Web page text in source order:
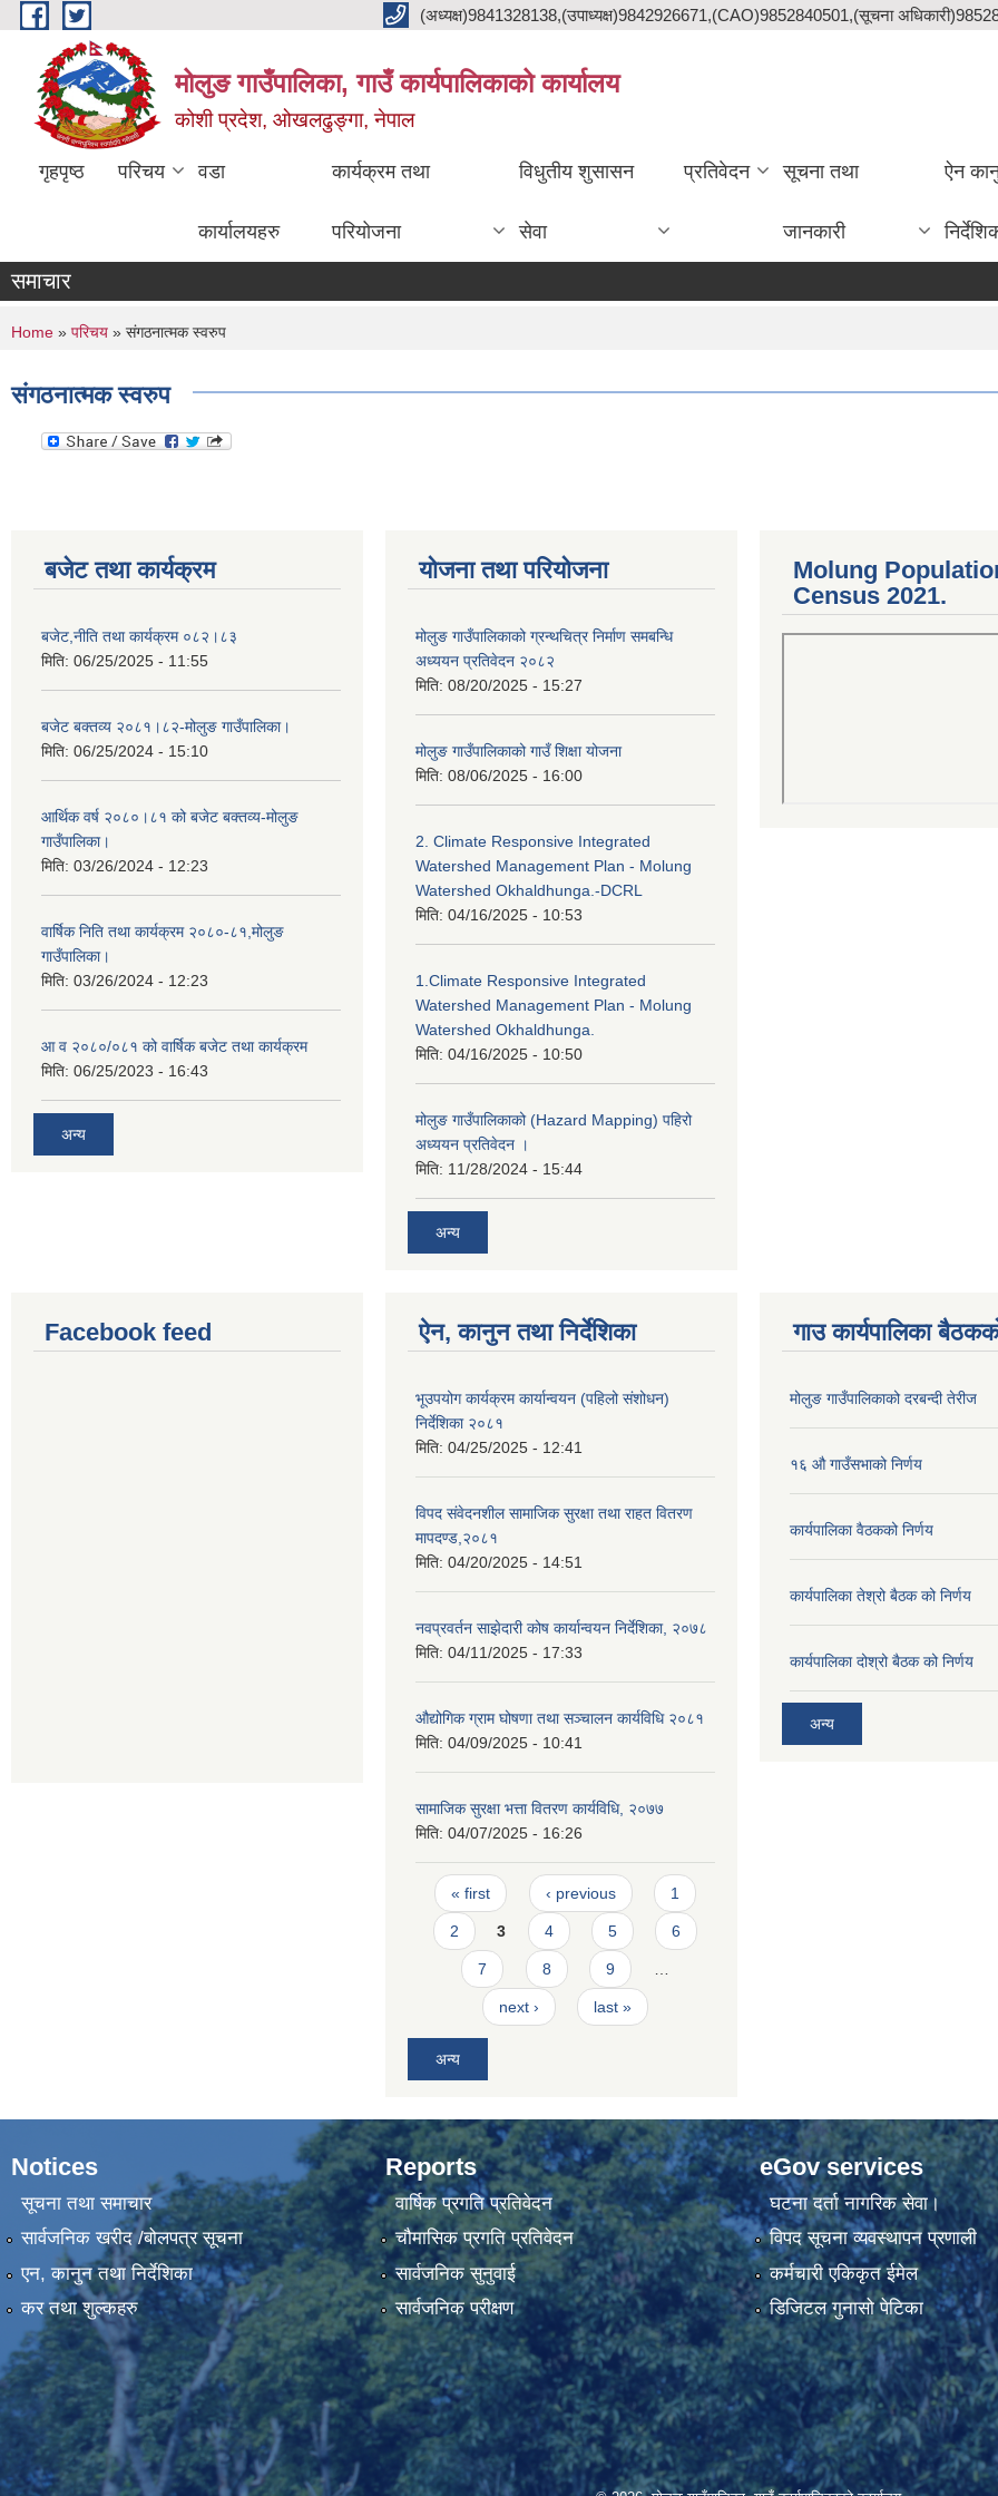
Skip to main content (अध्यक्ष)9841328138,(उपाध्यक्ष)9842926671,(CAO)9852840501,(सूचना
मोलुङ गाउँपालिका, गाउँ कार्यपालिकाको कार्यालय
कोशी प्रदेश, ओखलढुङ्गा, नेपाल
गृहपृष्ठ परिचय वडा
कार्यालयहरु
कार्यक्रम तथा
परियोजना
विधुतीय शुसासन
सेवा
प्रतिवेदन सूचना तथा
जानकारी
ऐन
समाचार
You are here
Home » परिचय » संगठनात्मक स्वरुप
संगठनात्मक स्वरुप
बजेट तथा कार्यक्रम
बजेट,नीति तथा कार्यक्रम ०८२।८३
मिति: 06/25/2025 - 11:55
बजेट बक्तव्य २०८१।८२-मोलुङ गाउँपालिका।
मिति: 06/25/2024 - 15:10
आर्थिक वर्ष २०८०।८१ को बजेट बक्तव्य-मोलुङ
गाउँपालिका।
मिति: 03/26/2024 - 12:23
वार्षिक निति तथा कार्यक्रम २०८०-८१,मोलुङ
गाउँपालिका।
मिति: 03/26/2024 - 12:23
आ व २०८०/०८१ को वार्षिक बजेट तथा कार्यक्रम
मिति: 06/25/2023 - 16:43
अन्य
योजना तथा परियोजना
मोलुङ गाउँपालिकाको ग्रन्थचित्र निर्माण समबन्धि
अध्ययन प्रतिवेदन २०८२
मिति: 08/20/2025 - 15:27
मोलुङ गाउँपालिकाको गाउँ शिक्षा योजना
मिति: 08/06/2025 - 16:00
2. Climate Responsive Integrated
Watershed Management Plan - Molung
Watershed Okhaldhunga.-DCRL
मिति: 04/16/2025 - 10:53
1.Climate Responsive Integrated
Watershed Management Plan - Molung
Watershed Okhaldhunga.
मिति: 04/16/2025 - 10:50
मोलुङ गाउँपालिकाको (Hazard Mapping) पहिरो
अध्ययन प्रतिवेदन ।
मिति: 11/28/2024 - 15:44
अन्य
Molung
Census 2021.
Facebook feed ऐन, कानुन तथा निर्देशिका
भूउपयोग कार्यक्रम कार्यान्वयन (पहिलो संशोधन)
निर्देशिका २०८१
मिति: 04/25/2025 - 12:41
विपद संवेदनशील सामाजिक सुरक्षा तथा राहत वितरण
मापदण्ड,२०८१
मिति: 04/20/2025 - 14:51
नवप्रवर्तन साझेदारी कोष कार्यान्वयन निर्देशिका, २०७८
मिति: 04/11/2025 - 17:33
औद्योगिक ग्राम घोषणा तथा सञ्चालन कार्यविधि २०८१
मिति: 04/09/2025 - 10:41
सामाजिक सुरक्षा भत्ता वितरण कार्यविधि, २०७७
मिति: 04/07/2025 - 16:26
Pages
« first ‹ previous 1
2 3 4 5 6
7 8 9
next › last »
अन्य
गाउ कार्यपालिका
मोलुङ गाउँपालिकाको दरबन्दी तेरीज
१६ औ गाउँसभाको निर्णय
कार्यपालिका वैठकको निर्णय
कार्यपालिका तेश्रो बैठक को निर्णय
कार्यपालिका दोश्रो बैठक को निर्णय
अन्य
Notices
सूचना तथा समाचार
सार्वजनिक खरीद /बोलपत्र सूचना
एन, कानुन तथा निर्देशिका
कर तथा शुल्कहरु
Reports
वार्षिक प्रगति प्रतिवेदन
चौमासिक प्रगति प्रतिवेदन
सार्वजनिक सुनुवाई
सार्वजनिक परीक्षण
eGov services
घटना दर्ता नागरिक सेवा।
विपद सूचना व्यवस्थापन प्रणाली
कर्मचारी एकिकृत ईमेल
डिजिटल गुनासो पेटिका